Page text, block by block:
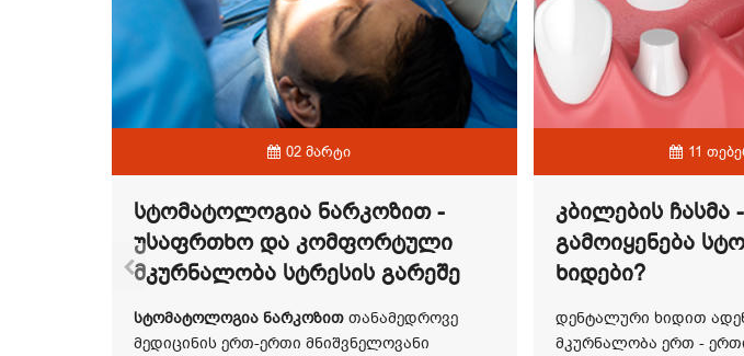
02 მარტი
Სტომატოლოგია Ნარკოზით -
Უსაფრთხო Და Კომფორტული
Მკურნალობა Სტრესის Გარეშე
სტომატოლოგია ნარკოზით თანამედროვე
მედიცინის ერთ-ერთი მნიშვნელოვანი
11
Კბილების Ჩასმა
Გამოიყენება
Ხიდები?
დენტალური ხიდით
მკურნალობა ერთ -